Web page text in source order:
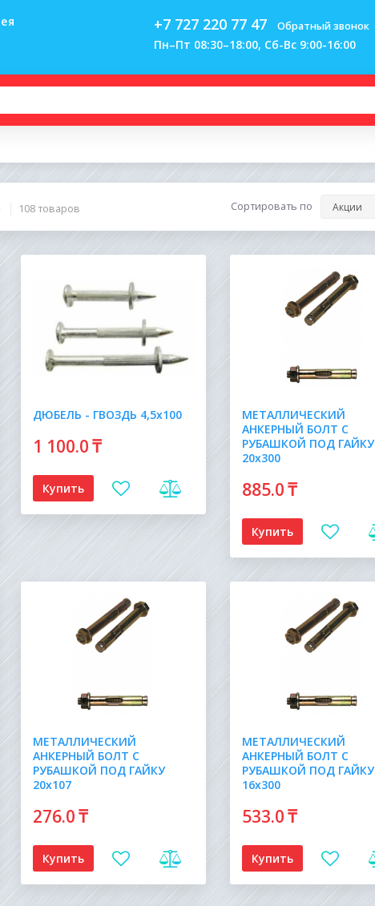
+7 727 220 77 47 Обратный звонок
Пн–Пт 08:30–18:00, Сб-Вс 9:00-16:00
108 товаров Сортировать по
ДЮБЕЛЬ - ГВОЗДЬ 4,5х100
1 100.0₸
Купить
МЕТАЛЛИЧЕСКИЙ
АНКЕРНЫЙ БОЛТ С
РУБАШКОЙ ПОД ГАЙКУ
20х300
885.0₸
Купить
МЕТАЛЛИЧЕСКИЙ
АНКЕРНЫЙ БОЛТ С
РУБАШКОЙ ПОД ГАЙКУ
20х107
276.0₸
Купить
МЕТАЛЛИЧЕСКИЙ
АНКЕРНЫЙ БОЛТ С
РУБАШКОЙ ПОД ГАЙКУ
16х300
533.0₸
Купить